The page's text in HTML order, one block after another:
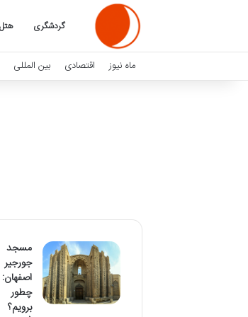
گردشگری هتل
ماه نیوز اقتصادی بین المللی
مسجد
جورجیر
اصفهان:
چطور
برویم؟